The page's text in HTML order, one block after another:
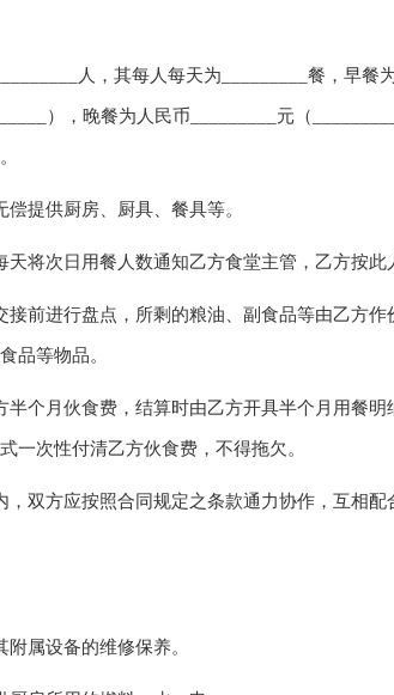
人，其每人每天为_________餐，早餐
），晚餐为人民币_________元（
提供厨房、厨具、餐具等。
次日用餐人数通知乙方食堂主管，乙方按此
进行盘点，所剩的粮油、副食品等由乙方作
品等物品。
月伙食费，结算时由乙方开具半个月用餐明
一次性付清乙方伙食费，不得拖欠。
方应按照合同规定之条款通力协作，互相配
属设备的维修保养。